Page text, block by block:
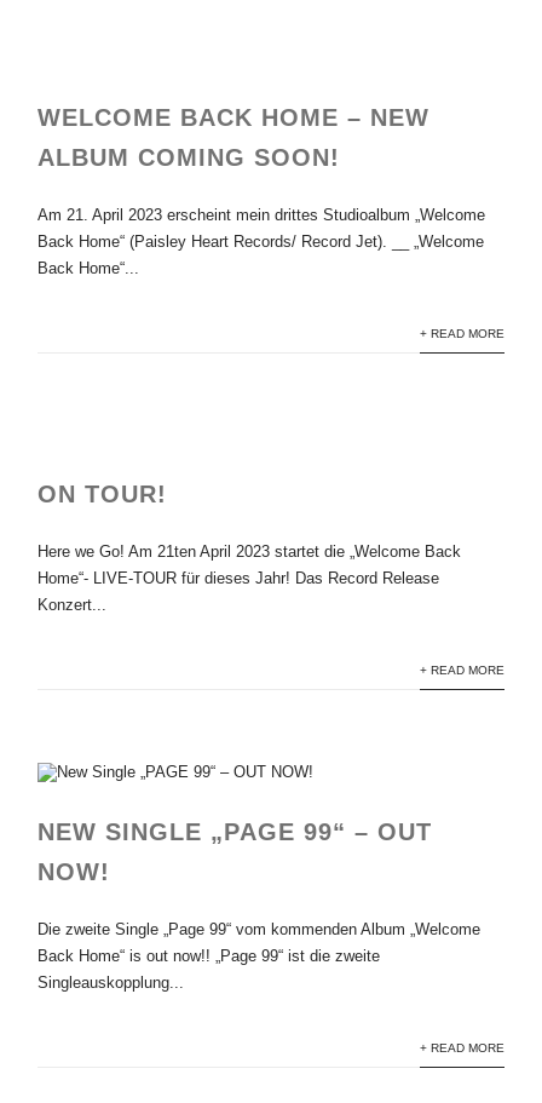
WELCOME BACK HOME – NEW
ALBUM COMING SOON!
Am 21. April 2023 erscheint mein drittes Studioalbum „Welcome
Back Home“ (Paisley Heart Records/ Record Jet). __ „Welcome
Back Home“...
+ READ MORE
ON TOUR!
Here we Go! Am 21ten April 2023 startet die „Welcome Back
Home“- LIVE-TOUR für dieses Jahr! Das Record Release
Konzert...
+ READ MORE
NEW SINGLE „PAGE 99“ – OUT
NOW!
Die zweite Single „Page 99“ vom kommenden Album „Welcome
Back Home“ is out now!! „Page 99“ ist die zweite
Singleauskopplung...
+ READ MORE